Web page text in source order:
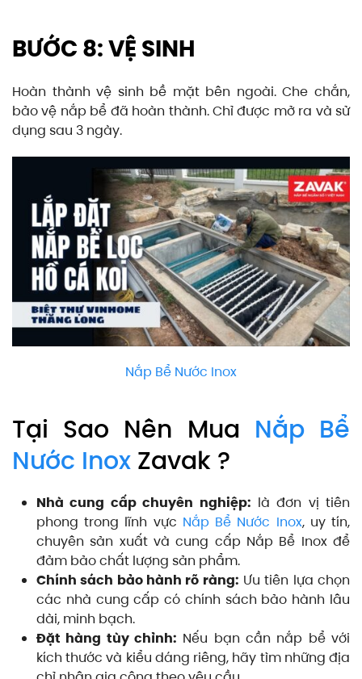
BƯỚC 8: VỆ SINH
Hoàn thành vệ sinh bề mặt bên ngoài. Che chắn,
bảo vệ nắp bể đã hoàn thành. Chỉ được mở ra và sử
dụng sau 3 ngày.
Nắp Bể Nước Inox
Tại Sao Nên Mua Nắp Bể
Nước Inox Zavak ?
Nhà cung cấp chuyên nghiệp: là đơn vị tiên
phong trong lĩnh vực Nắp Bể Nước Inox, uy tín,
chuyên sản xuất và cung cấp Nắp Bể Inox để
đảm bảo chất lượng sản phẩm.
Chính sách bảo hành rõ ràng: Ưu tiên lựa chọn
các nhà cung cấp có chính sách bảo hành lâu
dài, minh bạch.
Đặt hàng tùy chỉnh: Nếu bạn cần nắp bể với
kích thước và kiểu dáng riêng, hãy tìm những địa